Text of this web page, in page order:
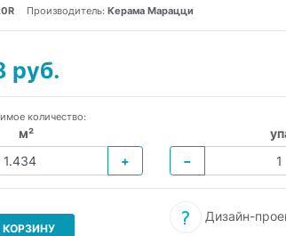
Производитель: Керама Марацци
руб.
количество:
м²
+
−
КОРЗИНУ
Дизайн-